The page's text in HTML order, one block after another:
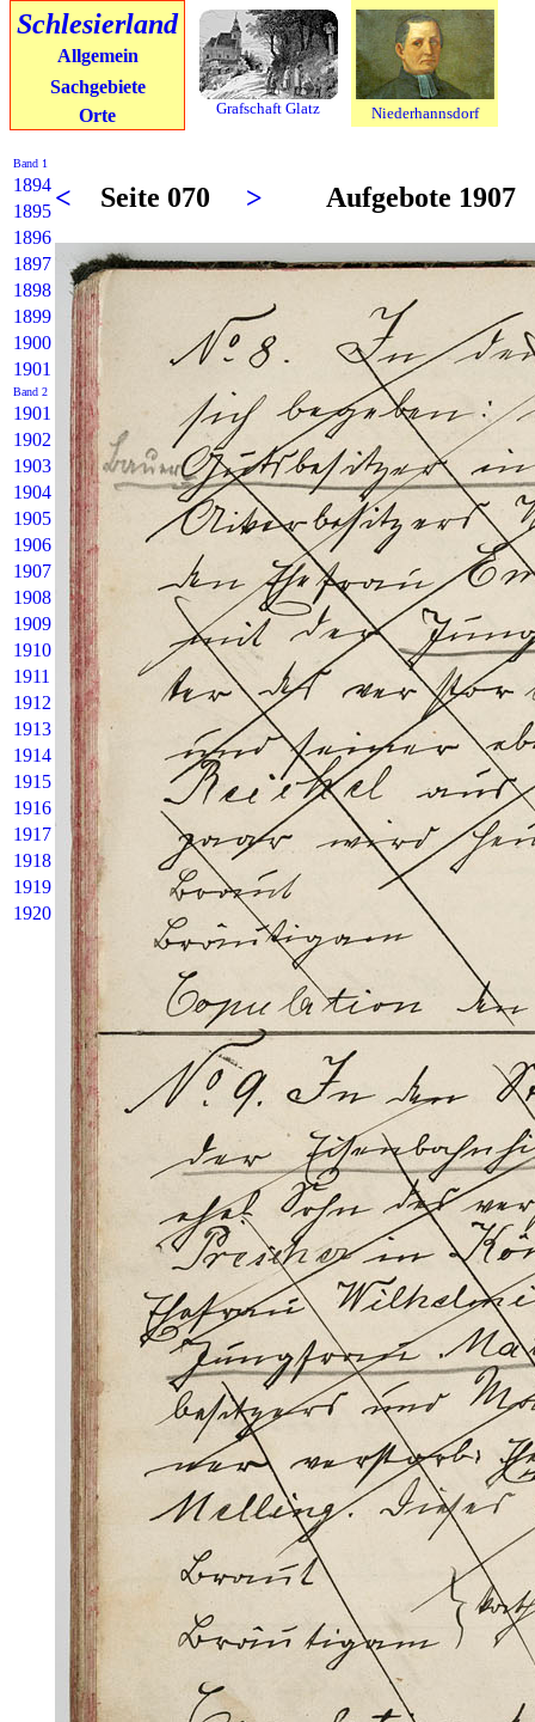
Niederhannsdorf
Grafschaft Glatz
Schlesierland
Allgemein
Sachgebiete
Orte
Band 1
1894
1895
1896
1897
1898
1899
1900
1901
Band 2
1901
1902
1903
1904
1905
1906
1907
1908
1909
1910
1911
1912
1913
1914
1915
1916
1917
1918
1919
1920
< Seite 070 > Aufgebote 1907